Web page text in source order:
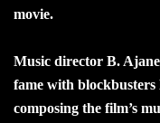
movie.
Music director B.
fame with
composing the film’s